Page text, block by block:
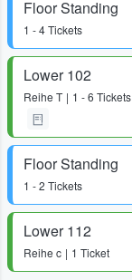
Floor Standing
1 - 4 Tickets
Lower 102
Reihe T 1 - 6 Tickets
Floor Standing
1 - 2 Tickets
Lower 112
Reihe c 1 Ticket